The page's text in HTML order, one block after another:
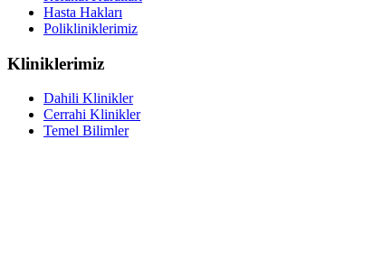
Hasta Hakları
Polikliniklerimiz
Kliniklerimiz
Dahili Klinikler
Cerrahi Klinikler
Temel Bilimler